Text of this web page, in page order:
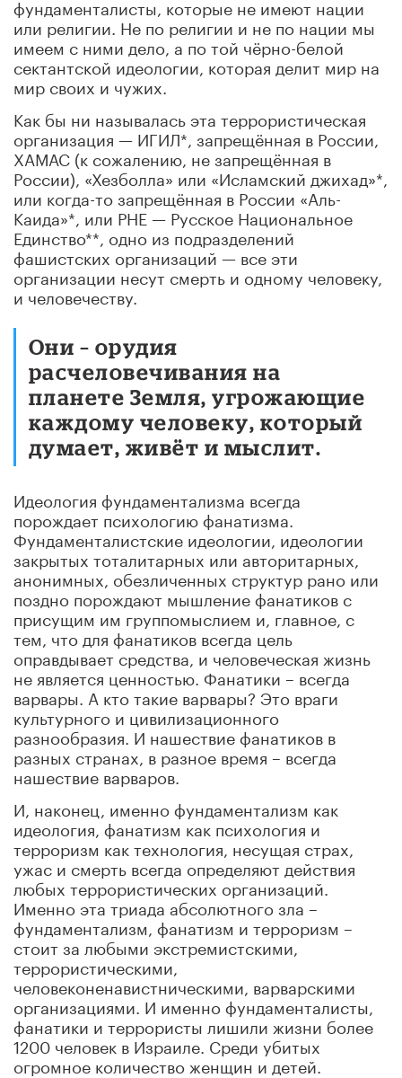
фундаменталисты, которые не имеют нации
или религии. Не по религии и не по нации мы
имеем с ними дело, а по той чёрно-белой
сектантской идеологии, которая делит мир на
мир своих и чужих.
Как бы ни называлась эта террористическая
организация — ИГИЛ*, запрещённая в России,
ХАМАС (к сожалению, не запрещённая в
России), «Хезболла» или «Исламский джихад»*,
или когда-то запрещённая в России «Аль-
Каида»*, или РНЕ — Русское Национальное
Единство**, одно из подразделений
фашистских организаций — все эти
организации несут смерть и одному человеку,
и человечеству.
Они – орудия
расчеловечивания на
планете Земля, угрожающие
каждому человеку, который
думает, живёт и мыслит.
Идеология фундаментализма всегда
порождает психологию фанатизма.
Фундаменталистские идеологии, идеологии
закрытых тоталитарных или авторитарных,
анонимных, обезличенных структур рано или
поздно порождают мышление фанатиков с
присущим им группомыслием и, главное, с
тем, что для фанатиков всегда цель
оправдывает средства, и человеческая жизнь
не является ценностью. Фанатики – всегда
варвары. А кто такие варвары? Это враги
культурного и цивилизационного
разнообразия. И нашествие фанатиков в
разных странах, в разное время – всегда
нашествие варваров.
И, наконец, именно фундаментализм как
идеология, фанатизм как психология и
терроризм как технология, несущая страх,
ужас и смерть всегда определяют действия
любых террористических организаций.
Именно эта триада абсолютного зла –
фундаментализм, фанатизм и терроризм –
стоит за любыми экстремистскими,
террористическими,
человеконенавистническими, варварскими
организациями. И именно фундаменталисты,
фанатики и террористы лишили жизни более
1200 человек в Израиле. Среди убитых
огромное количество женщин и детей.